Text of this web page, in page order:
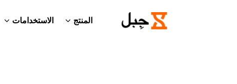
المنتج الاستخدامات